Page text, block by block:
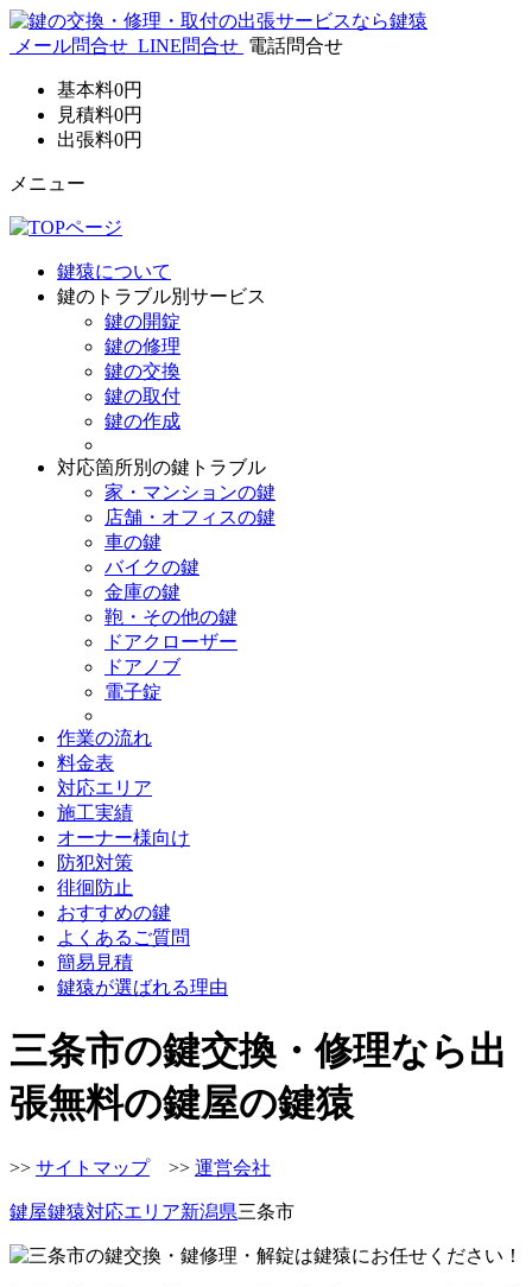
メール問合せ LINE問合せ 電話問合せ
基本料0円
見積料0円
出張料0円
メニュー
鍵猿について
鍵のトラブル別サービス
鍵の開錠
鍵の修理
鍵の交換
鍵の取付
鍵の作成
対応箇所別の鍵トラブル
家・マンションの鍵
店舗・オフィスの鍵
車の鍵
バイクの鍵
金庫の鍵
鞄・その他の鍵
ドアクローザー
ドアノブ
電子錠
作業の流れ
料金表
対応エリア
施工実績
オーナー様向け
防犯対策
徘徊防止
おすすめの鍵
よくあるご質問
簡易見積
鍵猿が選ばれる理由
三条市の鍵交換・修理なら出
張無料の鍵屋の鍵猿
>> サイトマップ>> 運営会社
鍵屋鍵猿対応エリア新潟県三条市